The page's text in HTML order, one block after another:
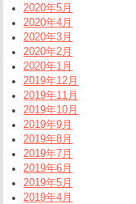
2020年5月
2020年4月
2020年3月
2020年2月
2020年1月
2019年12月
2019年11月
2019年10月
2019年9月
2019年8月
2019年7月
2019年6月
2019年5月
2019年4月